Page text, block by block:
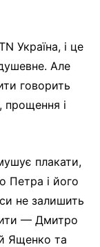
Україна, і це
Але
говорить
прощення і
плакати,
Петра і його
не залишить
— Дмитро
Ященко та